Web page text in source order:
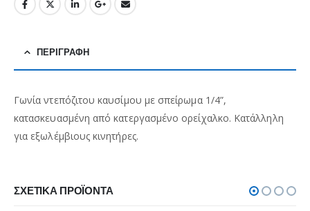
ΠΕΡΙΓΡΑΦΉ
Γωνία ντεπόζιτου καυσίμου με σπείρωμα 1/4”,
κατασκευασμένη από κατεργασμένο ορείχαλκο. Κατάλληλη
για εξωλέμβιους κινητήρες.
ΣΧΕΤΙΚΆ ΠΡΟΪΌΝΤΑ